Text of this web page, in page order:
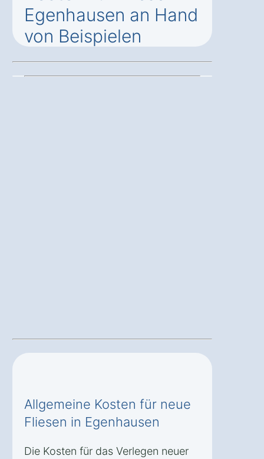
Egenhausen an Hand
von Beispielen
Allgemeine Kosten für neue
Fliesen in Egenhausen
Die Kosten für das Verlegen neuer